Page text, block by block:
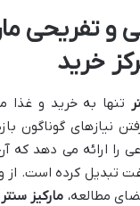
و تفریحی
خرید
تنها به خرید و غذا
نیازهای گوناگون
را ارائه می دهد که
تبدیل کرده است.
مطالعه، مارکیز سنتر